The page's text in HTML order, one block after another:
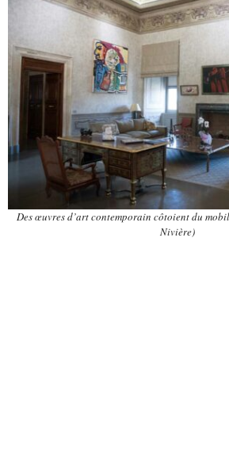
Des œuvres d’art contemporain côtoient du
Nivière)